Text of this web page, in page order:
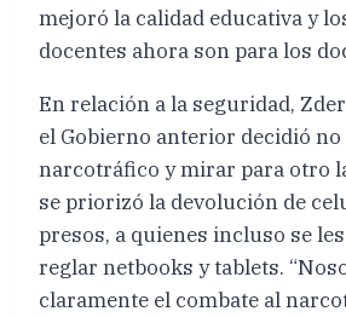
mejoró la calidad educativa y
docentes ahora son para los
En relación a la seguridad,
el Gobierno anterior decidió
narcotráfico y mirar para otro
se priorizó la devolución de
presos, a quienes incluso se
reglar netbooks y tablets.
claramente el combate al